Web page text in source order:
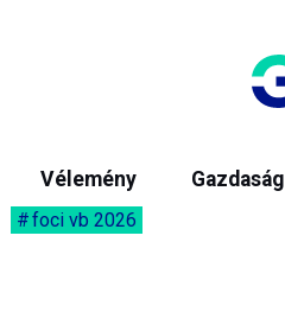
Vélemény Gazdaság
foci vb 2026